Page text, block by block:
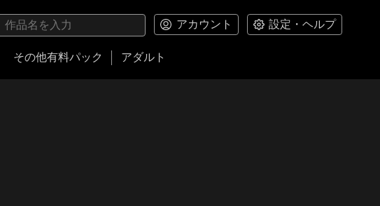
アカウント 設定・ヘルプ
その他有料パック アダルト